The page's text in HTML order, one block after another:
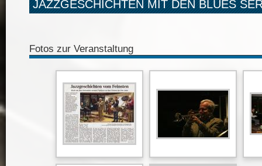
JAZZGESCHICHTEN MIT DEN BLUES
Fotos zur Veranstaltung